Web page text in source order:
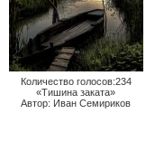
Количество голосов:234
«Тишина заката»
Автор: Иван Семириков